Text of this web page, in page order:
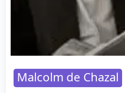
Malcolm de Chazal